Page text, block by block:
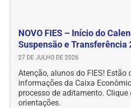
NOVO FIES – Início do
Suspensão e Transferência
27 DE JULHO DE 2026
Atenção, alunos do FIES! Estão
informações da Caixa
processo de aditamento. Clique
orientações.